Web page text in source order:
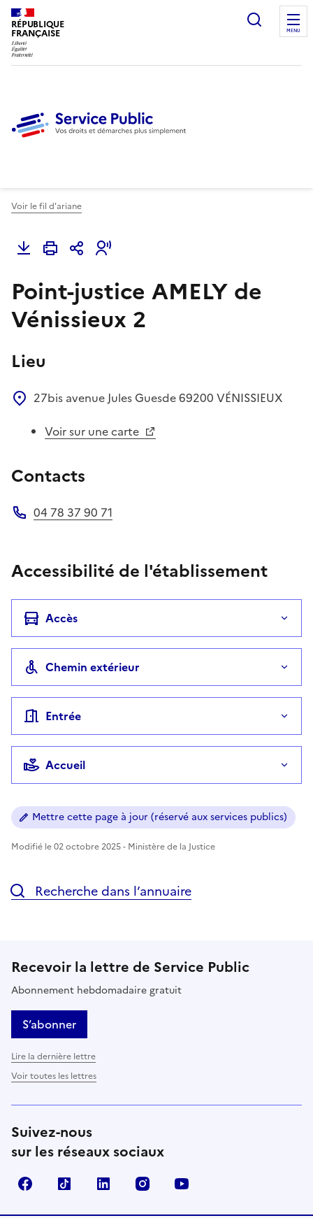
RÉPUBLIQUE
FRANÇAISE
Ouvrir
MENU
Voir le fil d'ariane
Point-justice AMELY de
Vénissieux 2
Lieu
27bis avenue Jules Guesde69200 VÉNISSIEUX
Voir sur une carte
Contacts
04 78 37 90 71
Accessibilité de l'établissement
Accès
Chemin extérieur
Entrée
Accueil
Mettre cette page à jour (réservé aux services publics)
Modifié le 02 octobre 2025 - Ministère de la Justice
Recherche dans l’annuaire
Recevoir la lettre de Service Public
Abonnement hebdomadaire gratuit
S’abonner
Lire la dernière lettre
Voir toutes les lettres
Suivez-nous
sur les réseaux sociaux
FacebookTikTok LinkedIn Instagram